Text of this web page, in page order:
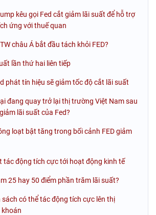
kêu gọi Fed cắt giảm lãi suất để hỗ trợ
ứng với thuế quan
châu Á bắt đầu tách khỏi FED?
lần thứ hai liên tiếp
phát tín hiệu sẽ giảm tốc độ cắt lãi suất
đang quay trở lại thị trường Việt Nam sau
lãi suất của Fed?
loạt bật tăng trong bối cảnh FED giảm
tác động tích cực tới hoạt động kinh tế
25 hay 50 điểm phần trăm lãi suất?
sách có thể tác động tích cực lên thị